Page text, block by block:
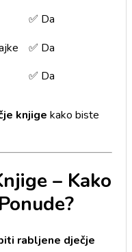
✅ Da
✅ Da
✅ Da
knjige kako biste
– Kako
rabljene dječje